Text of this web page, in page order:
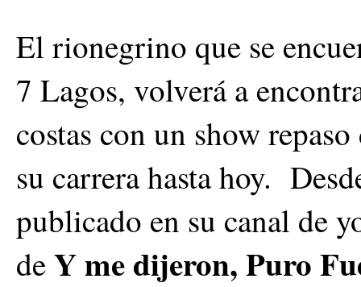
El rionegrino que se
7 Lagos, volverá a
costas con un show
su carrera hasta hoy.
publicado en su canal de
deY me dijeron, Puro